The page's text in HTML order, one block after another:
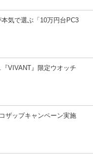
気で選ぶ「10万円台PC3
VIVANT』限定ウオッチ
ザップキャンペーン実施